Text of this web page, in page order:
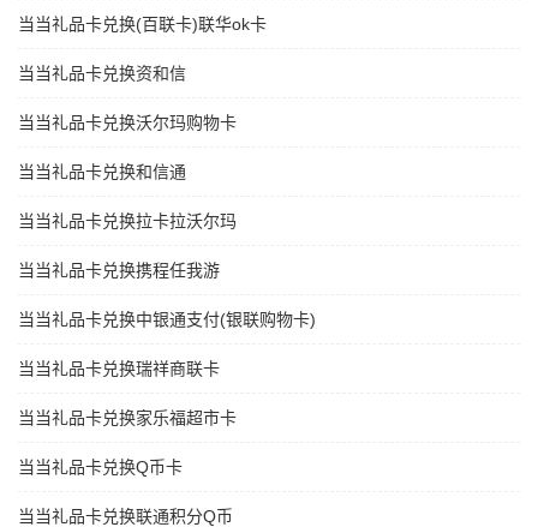
当当礼品卡兑换(百联卡)联华ok卡
当当礼品卡兑换资和信
当当礼品卡兑换沃尔玛购物卡
当当礼品卡兑换和信通
当当礼品卡兑换拉卡拉沃尔玛
当当礼品卡兑换携程任我游
当当礼品卡兑换中银通支付(银联购物卡)
当当礼品卡兑换瑞祥商联卡
当当礼品卡兑换家乐福超市卡
当当礼品卡兑换Q币卡
当当礼品卡兑换联通积分Q币